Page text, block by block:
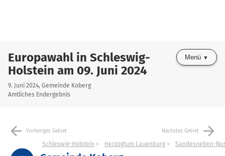
Europawahl in Schleswig-
Holstein am 09. Juni 2024
9. Juni 2024, Gemeinde Koberg
Amtliches Endergebnis
Menü
arrow_back Vorheriges Gebiet Nächstes Gebiet arrow_forward
Schleswig-Holstein Herzogtum Lauenburg Sandesneben-